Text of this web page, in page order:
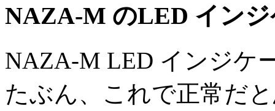
NAZA-M のLED イン
NAZA-M LED インジケ
たぶん、これで正常だ